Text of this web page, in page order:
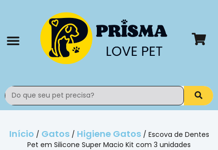
Início / Gatos/ Higiene Gatos/ Escova de Dentes
Pet em Silicone Super Macio Kit com 3 unidades